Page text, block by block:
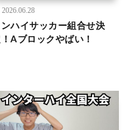
2026.06.28
ハイサッカー組合せ決
Aブロックやばい！